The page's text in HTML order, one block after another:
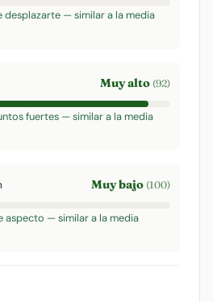
desplazarte — similar a la media
Muy alto (92)
fuertes — similar a la media
Muy bajo (100)
aspecto — similar a la media